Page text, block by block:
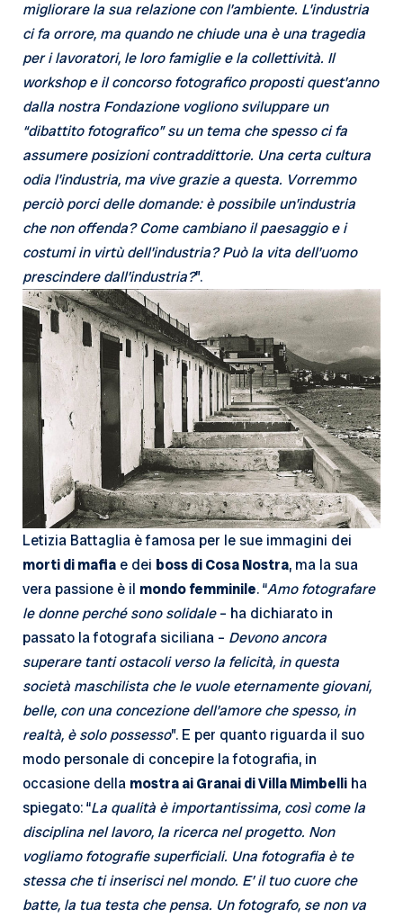
migliorare la sua relazione con l’ambiente. L’industria
ci fa orrore, ma quando ne chiude una è una tragedia
per i lavoratori, le loro famiglie e la collettività. Il
workshop e il concorso fotografico proposti quest’anno
dalla nostra Fondazione vogliono sviluppare un
“dibattito fotografico” su un tema che spesso ci fa
assumere posizioni contraddittorie. Una certa cultura
odia l’industria, ma vive grazie a questa. Vorremmo
perciò porci delle domande: è possibile un’industria
che non offenda? Come cambiano il paesaggio e i
costumi in virtù dell’industria? Può la vita dell’uomo
prescindere dall’industria?”.
Letizia Battaglia è famosa per le sue immagini dei
morti di mafiae dei boss di Cosa Nostra, ma la sua
vera passione è il mondo femminile. “Amo fotografare
le donne perché sono solidale– ha dichiarato in
passato la fotografa siciliana – Devono ancora
superare tanti ostacoli verso la felicità, in questa
società maschilista che le vuole eternamente giovani,
belle, con una concezione dell’amore che spesso, in
realtà, è solo possesso”. E per quanto riguarda il suo
modo personale di concepire la fotografia, in
occasione della mostra ai Granai di Villa Mimbelliha
spiegato: “La qualità è importantissima, così come la
disciplina nel lavoro, la ricerca nel progetto. Non
vogliamo fotografie superficiali. Una fotografia è te
stessa che ti inserisci nel mondo. E’ il tuo cuore che
batte, la tua testa che pensa. Un fotografo, se non va